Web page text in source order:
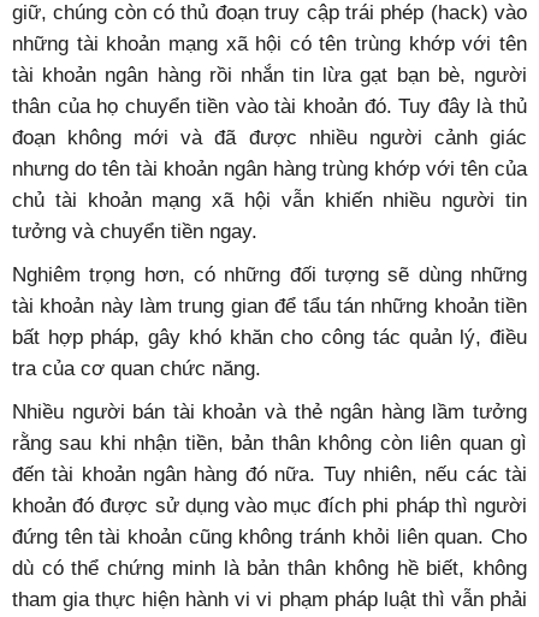
giữ, chúng còn có thủ đoạn truy cập trái phép (hack) vào
những tài khoản mạng xã hội có tên trùng khớp với tên
tài khoản ngân hàng rồi nhắn tin lừa gạt bạn bè, người
thân của họ chuyển tiền vào tài khoản đó. Tuy đây là thủ
đoạn không mới và đã được nhiều người cảnh giác
nhưng do tên tài khoản ngân hàng trùng khớp với tên của
chủ tài khoản mạng xã hội vẫn khiến nhiều người tin
tưởng và chuyển tiền ngay.
Nghiêm trọng hơn, có những đối tượng sẽ dùng những
tài khoản này làm trung gian để tẩu tán những khoản tiền
bất hợp pháp, gây khó khăn cho công tác quản lý, điều
tra của cơ quan chức năng.
Nhiều người bán tài khoản và thẻ ngân hàng lầm tưởng
rằng sau khi nhận tiền, bản thân không còn liên quan gì
đến tài khoản ngân hàng đó nữa. Tuy nhiên, nếu các tài
khoản đó được sử dụng vào mục đích phi pháp thì người
đứng tên tài khoản cũng không tránh khỏi liên quan. Cho
dù có thể chứng minh là bản thân không hề biết, không
tham gia thực hiện hành vi vi phạm pháp luật thì vẫn phải